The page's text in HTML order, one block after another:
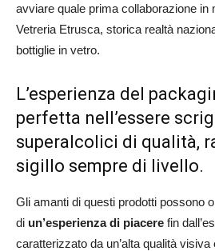
avviare quale prima collaborazione in
Vetreria Etrusca, storica realtà
bottiglie in vetro.
L’esperienza del
perfetta nell’essere
superalcolici di qualità,
sigillo sempre di livello.
Gli amanti di questi prodotti possono
di un’esperienza di piacere fin
caratterizzato da un’alta qualità